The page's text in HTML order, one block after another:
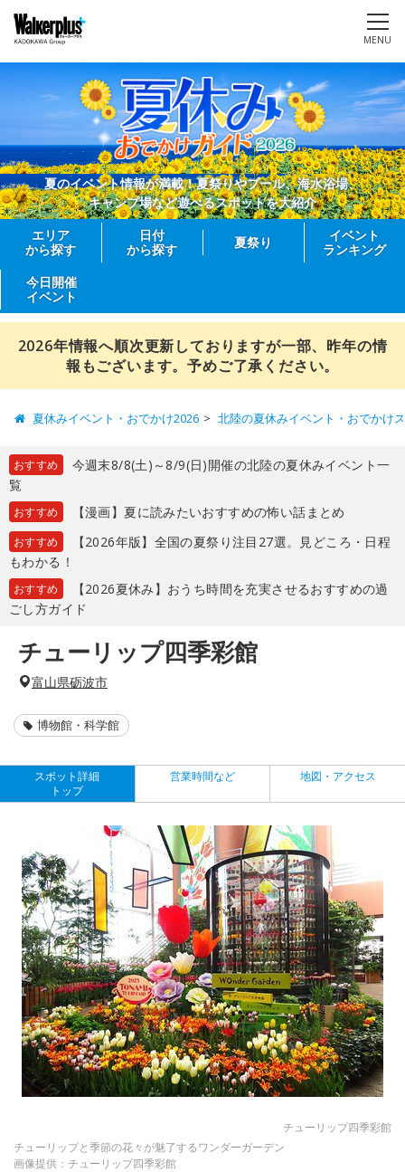
MENU
夏のイベント情報が満載！夏祭りやプール、海水浴場、
キャンプ場など遊べるスポットを大紹介
エリア
から探す
日付
から探す
夏祭り
イベント
ランキング
今日開催
イベント
2026年情報へ順次更新しておりますが一部、昨年の情
報もございます。予めご了承ください。
夏休みイベント・おでかけ2026 北陸の夏休みイベント・おでかけ
おすすめ
今週末8/8(土)～8/9(日)開催の北陸の夏休みイベント一
覧
おすすめ 【漫画】夏に読みたいおすすめの怖い話まとめ
おすすめ
【2026年版】全国の夏祭り注目27選。見どころ・日程
もわかる！
おすすめ
【2026夏休み】おうち時間を充実させるおすすめの過
ごし方ガイド
チューリップ四季彩館
富山県砺波市
博物館・科学館
スポット詳細
トップ
営業時間など 地図・アクセス
チューリップ四季彩館
チューリップと季節の花々が魅了するワンダーガーデン
画像提供：チューリップ四季彩館